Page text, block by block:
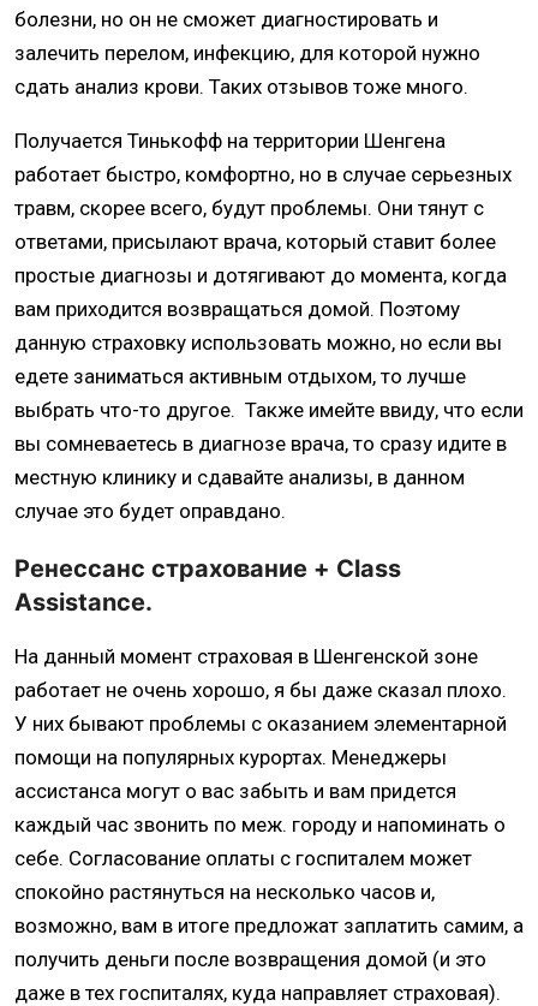
болезни, но он не сможет диагностировать и
залечить перелом, инфекцию, для которой нужно
сдать анализ крови. Таких отзывов тоже много.
Получается Тинькофф на территории Шенгена
работает быстро, комфортно, но в случае серьезных
травм, скорее всего, будут проблемы. Они тянут с
ответами, присылают врача, который ставит более
простые диагнозы и дотягивают до момента, когда
вам приходится возвращаться домой. Поэтому
данную страховку использовать можно, но если вы
едете заниматься активным отдыхом, то лучше
выбрать что-то другое. Также имейте ввиду, что если
вы сомневаетесь в диагнозе врача, то сразу идите в
местную клинику и сдавайте анализы, в данном
случае это будет оправдано.
Ренессанс страхование + Class
Assistance.
На данный момент страховая в Шенгенской зоне
работает не очень хорошо, я бы даже сказал плохо.
У них бывают проблемы с оказанием элементарной
помощи на популярных курортах. Менеджеры
ассистанса могут о вас забыть и вам придется
каждый час звонить по меж. городу и напоминать о
себе. Согласование оплаты с госпиталем может
спокойно растянуться на несколько часов и,
возможно, вам в итоге предложат заплатить самим, а
получить деньги после возвращения домой (и это
даже в тех госпиталях, куда направляет страховая).